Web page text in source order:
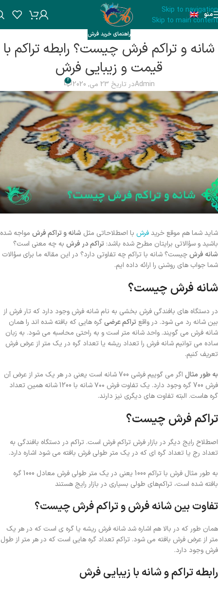
Skip to navigation
Skip to main content
منو
راهنمای خرید فرش
شانه و تراکم فرش چیست؟ رابطه تراکم با
قیمت و زیبایی فرش
Adminدر تاریخ 23 می, 2020 2
شاید شما هم موقع خریدفرش با اصطلاحاتی مثل شانه و تراکم فرش مواجه شده
باشید و سؤالاتی برایتان مطرح شده باشد: تراکم در فرش به چه معنی است؟
شانه فرشچیست؟ شانه با تراکم چه تفاوتی دارد؟ در این مقاله ما برای سؤالات
شما جواب های روشنی را ارائه داده ایم.
شانه فرش چیست؟
در دستگاه های بافندگی فرش بخشی به نام شانه فرش وجود دارد که تار فرش از
بین شانه رد می شود. در واقع تراکم عرضیگره هایی که بافته شده اند را همان
شانه فرش می گویند. واحد شانه متر است و به راحتی محاسبه می شود. به زبان
ساده می توانیم شانه فرش را تعداد ریشه یا تعداد گره در یک متر از عرض فرش
تعریف کنیم.
به طور مثال
اگر می گوییم فرشی 700 شانه است یعنی در هر یک متر از عرض آن
فرش 700 گره وجود دارد. یک تفاوت فرش ۷۰۰ شانه با 1200 شانه همین تعداد
گره هاست. البته تفاوت های دیگری نیز دارند.
تراکم فرش چیست؟
اصطلاح رایج دیگر در بازار فرش تراکم فرش است. تراکم در دستگاه بافندگی به
تعداد رج یا تعداد گره ای که در یک متر طولی فرش بافته می شود اشاره دارد.
به طور مثال فرش با تراكم 1000 يعني در يك متر طولي فرش معادل 1000 گره
بافته شده است، تراكم‌هاي طولي بسیاری در بازار رایج هستند
تفاوت بین شانه فرش و تراکم فرش چیست؟
همان طور که در بالا هم اشاره شد شانه فرش ریشه یا گره ی است که در هر یک
متر از عرض فرش بافته می شود. تراکم تعداد گره هایی است که در هر متر از طول
فرش وجود دارد.
رابطه تراکم و شانه با زیبایی فرش